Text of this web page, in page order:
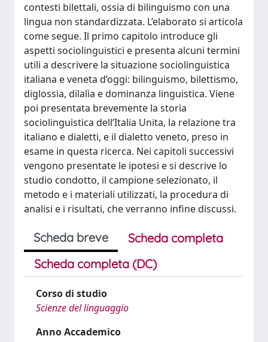
contesti bilettali, ossia di bilinguismo con una
lingua non standardizzata. L’elaborato si articola
come segue. Il primo capitolo introduce gli
aspetti sociolinguistici e presenta alcuni termini
utili a descrivere la situazione sociolinguistica
italiana e veneta d’oggi: bilinguismo, bilettismo,
diglossia, dilalìa e dominanza linguistica. Viene
poi presentata brevemente la storia
sociolinguistica dell’Italia Unita, la relazione tra
italiano e dialetti, e il dialetto veneto, preso in
esame in questa ricerca. Nei capitoli successivi
vengono presentate le ipotesi e si descrive lo
studio condotto, il campione selezionato, il
metodo e i materiali utilizzati, la procedura di
analisi e i risultati, che verranno infine discussi.
Scheda breve
Scheda completa
Scheda completa (DC)
Corso di studio
Scienze del linguaggio
Anno Accademico